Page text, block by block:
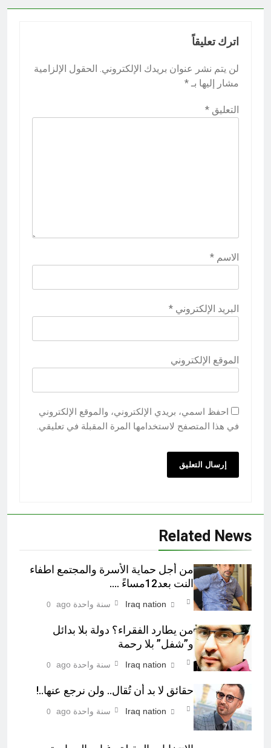
اترك تعليقاً
لن يتم نشر عنوان بريدك الإلكتروني. الحقول الإلزامية
مشار إليها بـ *
التعليق *
الاسم *
البريد الإلكتروني *
الموقع الإلكتروني
احفظ اسمي، بريدي الإلكتروني، والموقع الإلكتروني
في هذا المتصفح لاستخدامها المرة المقبلة في تعليقي.
Related News
من أجل حماية الأسرة والمجتمع اطفاء
النت بعد12مساءً ….
Iraq nation سنة واحدة ago 0
من يطارد الفقراء؟ دولة بلا بدائل
و”شفل” بلا رحمة
Iraq nation سنة واحدة ago 0
حقائق لا بد أن تُقال.. ولن نرجع عنها..!
Iraq nation سنة واحدة ago 0